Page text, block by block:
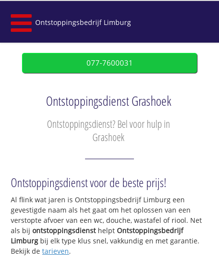
Ontstoppingsbedrijf Limburg
077-7600031
Ontstoppingsdienst Grashoek
Ontstoppingsdienst? Bel voor hulp in
Grashoek
Ontstoppingsdienst voor de beste prijs!
Al flink wat jaren is Ontstoppingsbedrijf Limburg een
gevestigde naam als het gaat om het oplossen van een
verstopte afvoer van een wc, douche, wastafel of riool. Net
als bijontstoppingsdiensthelptOntstoppingsbedrijf
Limburg bij elk type klus snel, vakkundig en met garantie.
Bekijk detarieven.